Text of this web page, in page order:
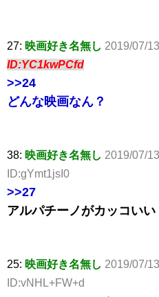
27: 映画好き名無し 2019/07/
ID:YC1kwPCfd
>>24
どんな映画なん？
38: 映画好き名無し 2019/07/
ID:gYmt1jsI0
>>27
アルパチーノがカッコいい
25: 映画好き名無し 2019/07/
ID:vNHL+FW+d